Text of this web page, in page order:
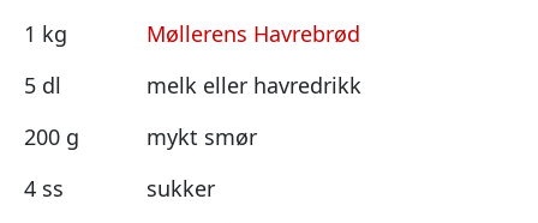
1 kg
Møllerens Havrebrød
5 dl
melk eller havredrikk
200 g
mykt smør
4 ss
sukker